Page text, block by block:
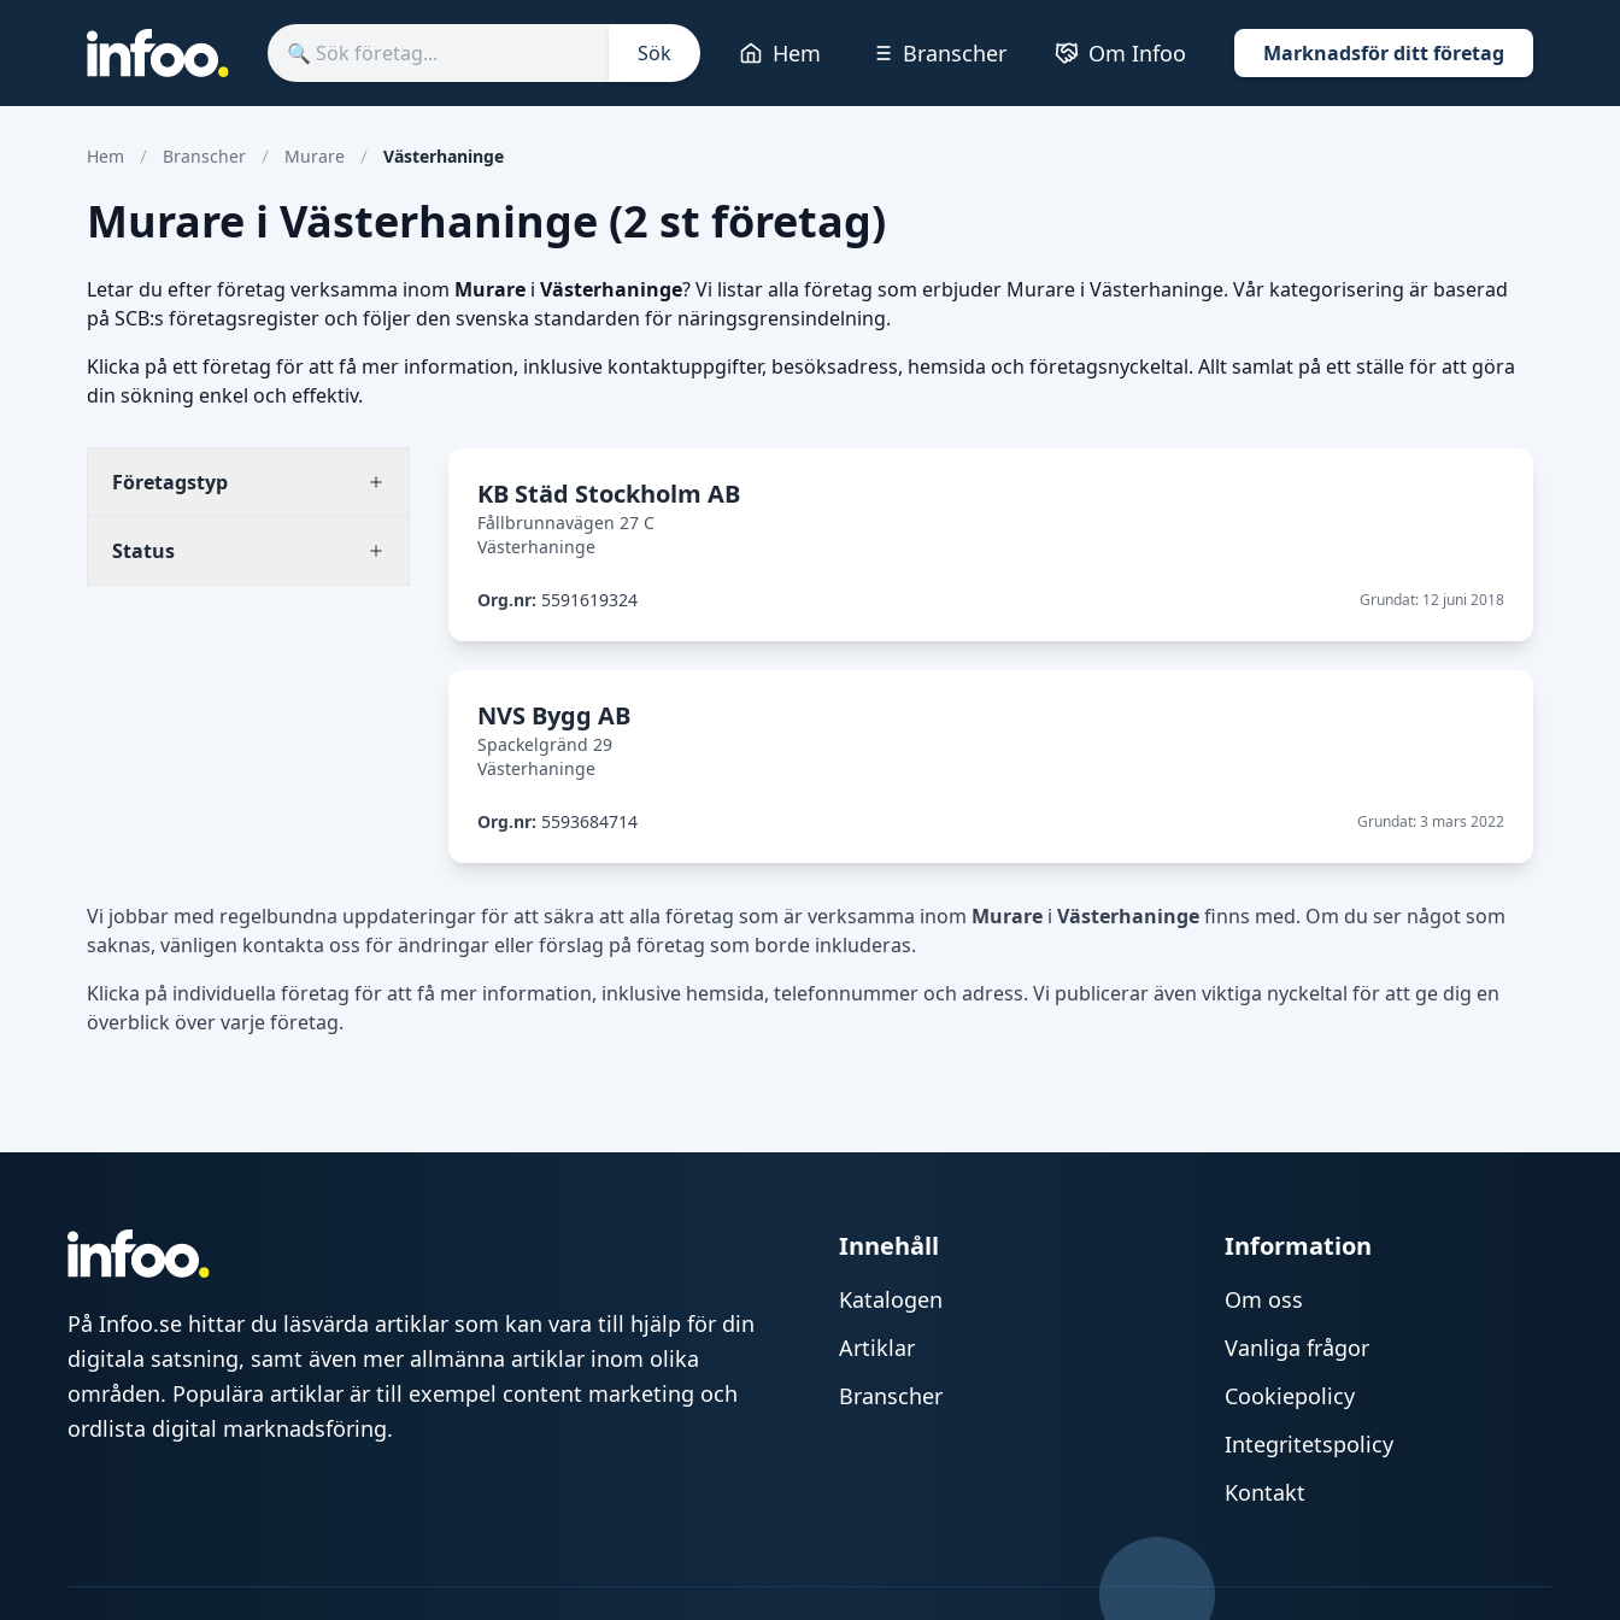
Sök Hem Branscher Om Infoo Marknadsför ditt företag
Hem Branscher Murare Västerhaninge
Murare i Västerhaninge (2 st företag)
Letar du efter företag verksamma inom Murare i Västerhaninge? Vi listar alla företag som erbjuder Murare i Västerhaninge. Vår kategorisering är baserad
på SCB:s företagsregister och följer den svenska standarden för näringsgrensindelning.
Klicka på ett företag för att få mer information, inklusive kontaktuppgifter, besöksadress, hemsida och företagsnyckeltal. Allt samlat på ett ställe för att göra
din sökning enkel och effektiv.
Företagstyp
Status
KB Städ Stockholm AB
Fållbrunnavägen 27 C
Västerhaninge
Org.nr: 5591619324 Grundat: 12 juni 2018
NVS Bygg AB
Spackelgränd 29
Västerhaninge
Org.nr: 5593684714 Grundat: 3 mars 2022
Vi jobbar med regelbundna uppdateringar för att säkra att alla företag som är verksamma inom Murare i Västerhaningefinns med. Om du ser något som
saknas, vänligen kontakta oss för ändringar eller förslag på företag som borde inkluderas.
Klicka på individuella företag för att få mer information, inklusive hemsida, telefonnummer och adress. Vi publicerar även viktiga nyckeltal för att ge dig en
överblick över varje företag.
På Infoo.se hittar du läsvärda artiklar som kan vara till hjälp för din
digitala satsning, samt även mer allmänna artiklar inom olika
områden. Populära artiklar är till exempel content marketing och
ordlista digital marknadsföring.
Innehåll
Katalogen
Artiklar
Branscher
Information
Om oss
Vanliga frågor
Cookiepolicy
Integritetspolicy
Kontakt